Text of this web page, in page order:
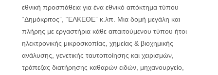
εθνική προσπάθεια για ένα εθνικό απόκτημα τύπου
“Δημόκριτος”, “ΕΛΚΕΘΕ” κ.λπ. Μια δομή μεγάλη και
πλήρης με εργαστήρια κάθε απαιτούμενου τύπου ήτοι
ηλεκτρονικής μικροσκοπίας, χημείας & βιοχημικής
ανάλυσης, γενετικής ταυτοποίησης και χειρισμών,
τράπεζας διατήρησης καθαρών ειδών, μηχανουργείο,